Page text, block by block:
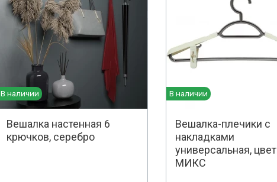
В наличии
Вешалка настенная 6
крючков, серебро
В наличии
Вешалка-плечики с
накладками
универсальная, цвет
МИКС